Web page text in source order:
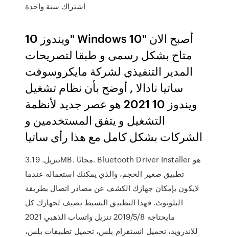
اشتراك سنة واحدة
ويندوز 10" Windows 10" أصبح الان
متاح بشكل رسمى و طبقا لتصريحات
المدير التنفيذي لشركة مايكروسوفت
ساتيا نادالا , أوضح بأن نظام تشغيل
ويندوز 10 2021 هو عصر جديد لأنظمة
التشغيل و يتفق المستخدمين و
الشركات بشكل كامل مع هذا رأى ساتيا
تنزيل. 3.19MB. مجانًا. Bluetooth Driver Installer هو
تطبيق صغير الحجم، والذي يمكنك استعماله عندما
لايكون بإمكان جهازك الكشف عن مصادر اتصال بطريقة
البلوثوث. فهذا التطبيق البسيط يضيف لجهازك كل
مايحتاجه 2019/5/8 تنزيل واتساب الذهبي 2021
للاندرويد، نحميل انستقرام بلس، تحميل تطبيقات بلس،